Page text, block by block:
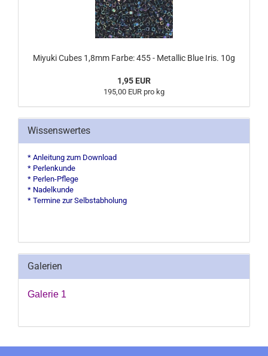
Miyuki Cubes 1,8mm Farbe: 455 - Metallic Blue Iris. 10g
1,95 EUR
195,00 EUR pro kg
Wissenswertes
* Anleitung zum Download
* Perlenkunde
* Perlen-Pflege
* Nadelkunde
* Termine zur Selbstabholung
Galerien
Galerie 1